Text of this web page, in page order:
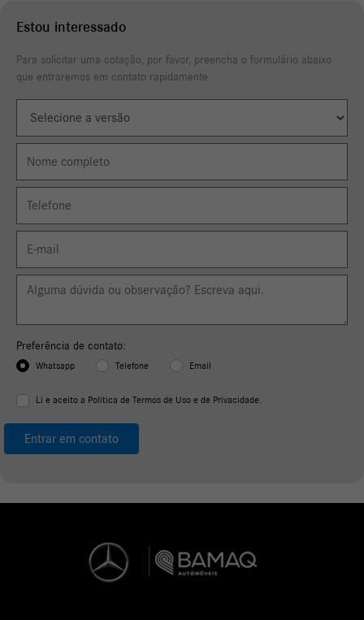
Estou interessado
Para solicitar uma cotação, por favor, preencha o formulário abaixo
que entraremos em contato rapidamente.
Preferência de contato:
Whatsapp Telefone Email
Li e aceito a Política de Termos de Uso e de Privacidade.
Entrar em contato